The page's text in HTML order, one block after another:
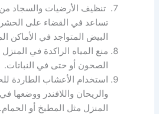
تنظيف الأرضيات والسجاد من
تساعد في القضاء على
البيض المتواجد في الأماكن
منع المياه الراكدة في
الصحون أو حتى في النباتات.
استخدام الأعشاب الطاردة
والريحان واللافندر ووضعها
المنزل مثل المطبخ أو الحمام.